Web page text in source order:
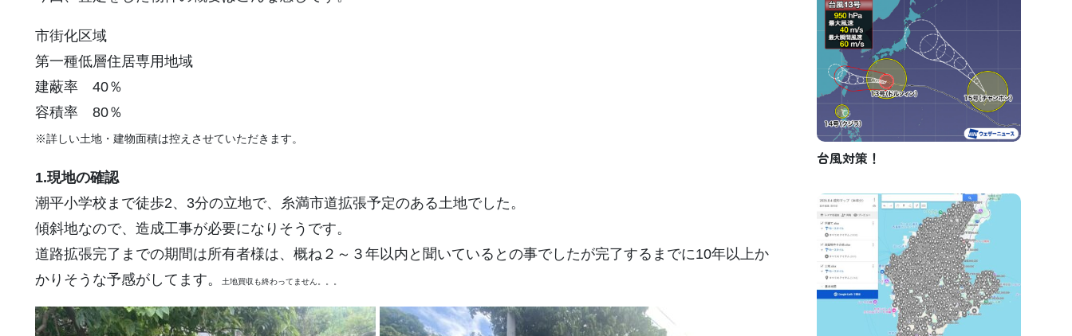
市街化区域
第一種低層住居専用地域
建蔽率 40％
容積率 80％
※詳しい土地・建物面積は控えさせていただきます。
1.現地の確認
潮平小学校まで徒歩2、3分の立地で、糸満市道拡張予定のある土地でした。
傾斜地なので、造成工事が必要になりそうです。
道路拡張完了までの期間は所有者様は、概ね２～３年以内と聞いているとの事でしたが完了するまでに10年以上か
かりそうな予感がしてます。
土地買収も終わってません。。。
台風対策！